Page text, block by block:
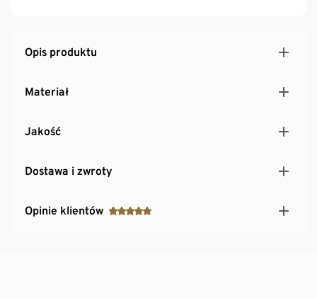
Opis produktu
Materiał
Jakość
Dostawa i zwroty
Opinie klientów